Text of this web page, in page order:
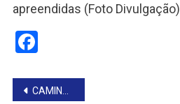
apreendidas (Foto Divulgação)
Facebook
Navegação
CAMINHADA SANTA RITA DE CÁSSIA